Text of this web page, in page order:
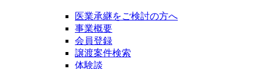
医業承継をご検討の方へ
事業概要
会員登録
譲渡案件検索
体験談